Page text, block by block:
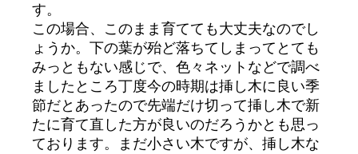
す。
この場合、このまま育てても大丈夫なのでし
ょうか。下の葉が殆ど落ちてしまってとても
みっともない感じで、色々ネットなどで調べ
ましたところ丁度今の時期は挿し木に良い季
節だとあったので先端だけ切って挿し木で新
たに育て直した方が良いのだろうかとも思っ
ております。まだ小さい木ですが、挿し木な